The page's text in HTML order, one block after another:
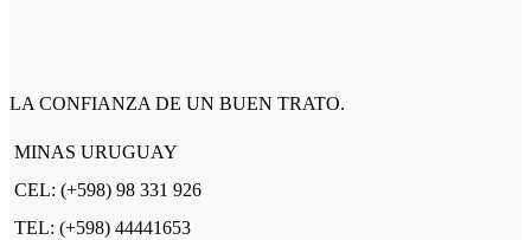
LA CONFIANZA DE UN BUEN TRATO.
MINAS URUGUAY
CEL: (+598) 98 331 926
TEL: (+598) 44441653